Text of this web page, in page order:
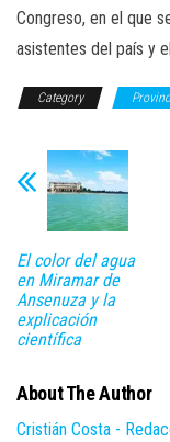
Congreso, en el que
asistentes del país y
Category
El color del agua
en Miramar de
Ansenuza y la
explicación
científica
About The Author
Cristián Costa -